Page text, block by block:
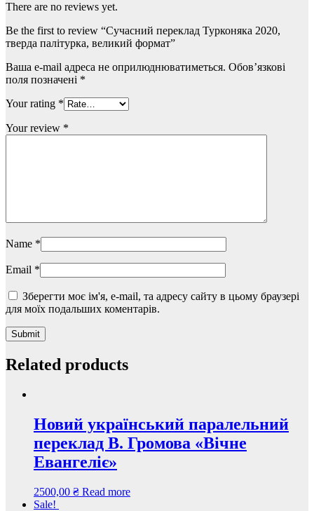
There are no reviews yet.
Be the first to review “Сучасний переклад Турконяка 2020,
тверда палітурка, великий формат”
Ваша e-mail адреса не оприлюднюватиметься. Обов’язкові
поля позначені *
Your rating *
Your review *
Name *
Email *
Зберегти моє ім'я, e-mail, та адресу сайту в цьому браузері
для моїх подальших коментарів.
Related products
Новий український паралельний
переклад В. Громова «Вічне
Евангеліє»
2500,00 ₴ Read more
Sale!